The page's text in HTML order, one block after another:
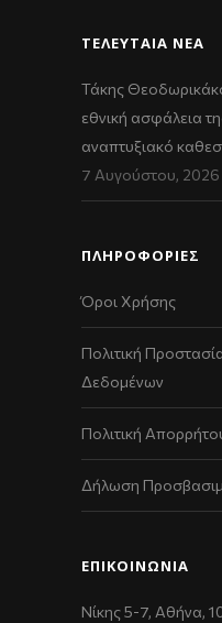
ΤΕΛΕΥΤΑΊΑ ΝΈΑ
Τάκης
εθνική ασφάλεια
αναπτυξιακό
7 Αυγούστου, 2026
ΠΛΗΡΟΦΟΡΙΕΣ
Όροι Χρήσης
Πολιτική
Δεδομένων
Πολιτική
Δήλωση
ΕΠΙΚΟΙΝΩΝΊΑ
Νίκης 5-7, Αθήνα,